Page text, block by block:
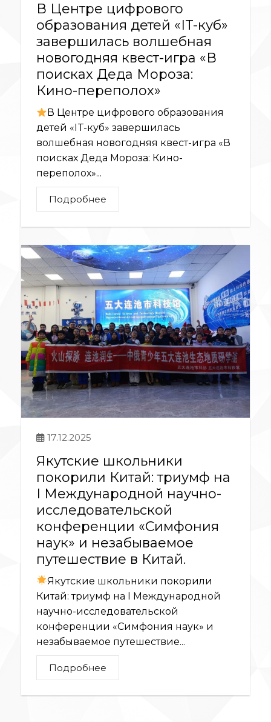
В Центре цифрового
образования детей «IT-куб»
завершилась волшебная
новогодняя квест-игра «В
поисках Деда Мороза:
Кино-переполох»
В Центре цифрового образования
детей «IT-куб» завершилась
волшебная новогодняя квест-игра «В
поисках Деда Мороза: Кино-
переполох»...
Подробнее
17.12.2025
Якутские школьники
покорили Китай: триумф на
I Международной научно-
исследовательской
конференции «Симфония
наук» и незабываемое
путешествие в Китай.
Якутские школьники покорили
Китай: триумф на I Международной
научно-исследовательской
конференции «Симфония наук» и
незабываемое путешествие...
Подробнее